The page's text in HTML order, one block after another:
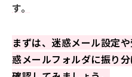
す。
まずは、迷惑メール設定
惑メールフォルダに振り